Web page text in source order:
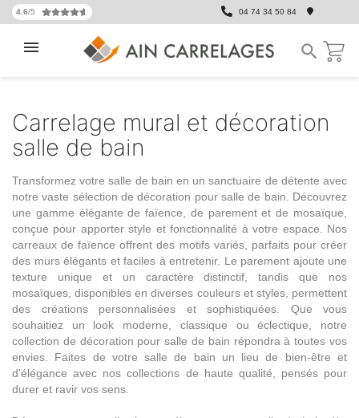
4.6/5 04 74 34 50 84

Carrelage mural et décoration
salle de bain
Transformez votre salle de bain en un sanctuaire de détente avec
notre vaste sélection de décoration pour salle de bain. Découvrez
une gamme élégante de faïence, de parement et de mosaïque,
conçue pour apporter style et fonctionnalité à votre espace. Nos
carreaux de faïence offrent des motifs variés, parfaits pour créer
des murs élégants et faciles à entretenir. Le parement ajoute une
texture unique et un caractère distinctif, tandis que nos
mosaïques, disponibles en diverses couleurs et styles, permettent
des créations personnalisées et sophistiquées. Que vous
souhaitiez un look moderne, classique ou éclectique, notre
collection de décoration pour salle de bain répondra à toutes vos
envies. Faites de votre salle de bain un lieu de bien-être et
d’élégance avec nos collections de haute qualité, pensés pour
durer et ravir vos sens.